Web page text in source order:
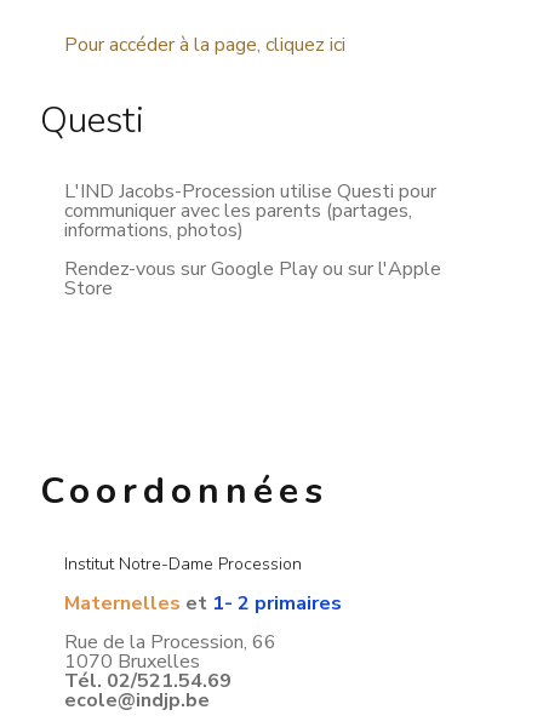
Pour accéder à la page, cliquez ici
Questi
L'IND Jacobs-Procession utilise Questi pour
communiquer avec les parents (partages,
informations, photos)
Rendez-vous sur Google Play ou sur l'Apple
Store
Coordonnées
Institut Notre-Dame Procession
Maternelles et 1- 2 primaires
Rue de la Procession, 66
1070 Bruxelles
Tél. 02/521.54.69
ecole@indjp.be